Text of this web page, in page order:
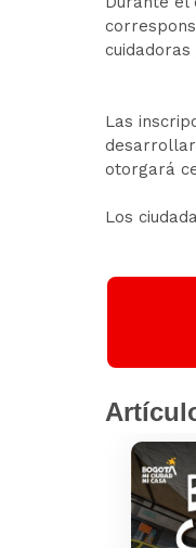
Las
otorgará
Los